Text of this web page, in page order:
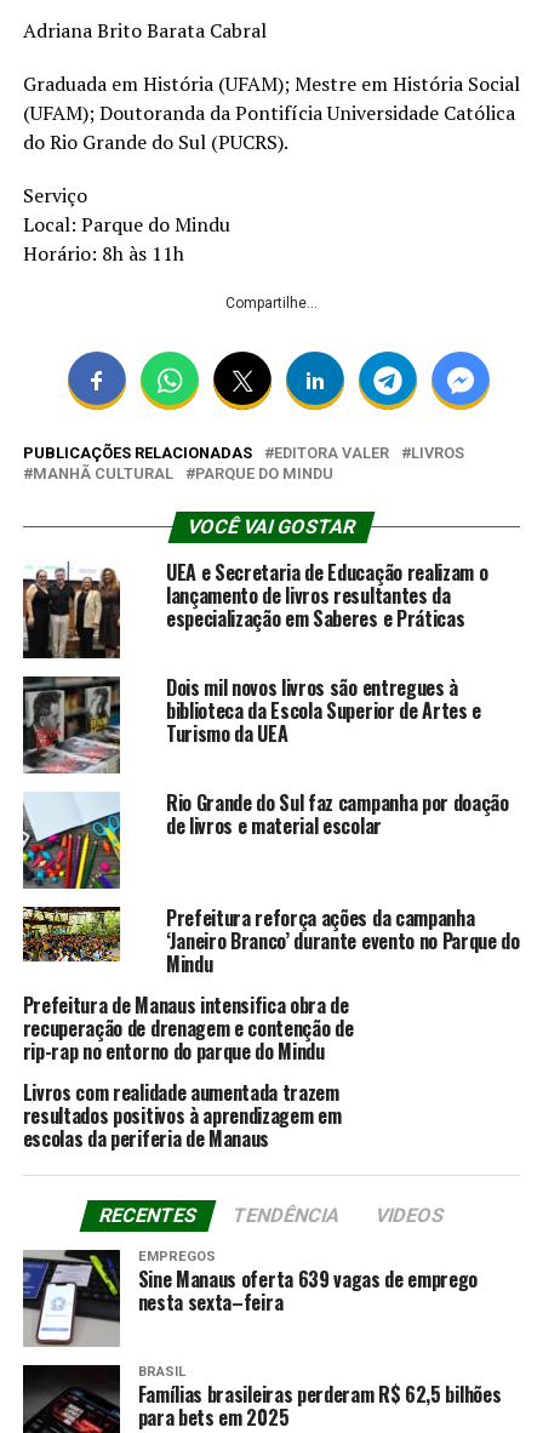
Adriana Brito Barata Cabral
Graduada em História (UFAM); Mestre em História Social
(UFAM); Doutoranda da Pontifícia Universidade Católica
do Rio Grande do Sul (PUCRS).
Serviço
Local: Parque do Mindu
Horário: 8h às 11h
Compartilhe...
PUBLICAÇÕES RELACIONADAS EDITORA VALER
LIVROS
MANHÃ CULTURAL
PARQUE DO MINDU
VOCÊ VAI GOSTAR
UEA e Secretaria de Educação realizam o
lançamento de livros resultantes da
especialização em Saberes e Práticas
Dois mil novos livros são entregues à
biblioteca da Escola Superior de Artes e
Turismo da UEA
Rio Grande do Sul faz campanha por doação
de livros e material escolar
Prefeitura reforça ações da campanha
‘Janeiro Branco’ durante evento no Parque do
Mindu
Prefeitura de Manaus intensifica obra de
recuperação de drenagem e contenção de
rip-rap no entorno do parque do Mindu
Livros com realidade aumentada trazem
resultados positivos à aprendizagem em
escolas da periferia de Manaus
RECENTES TENDÊNCIA VIDEOS
EMPREGOS
Sine Manaus oferta 639 vagas de emprego
nesta sexta–feira
BRASIL
Famílias brasileiras perderam R$ 62,5 bilhões
para bets em 2025